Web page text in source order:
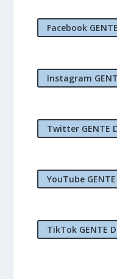
Facebook
Instagram
Twitter GENTE
YouTube GENTE
TikTok GENTE